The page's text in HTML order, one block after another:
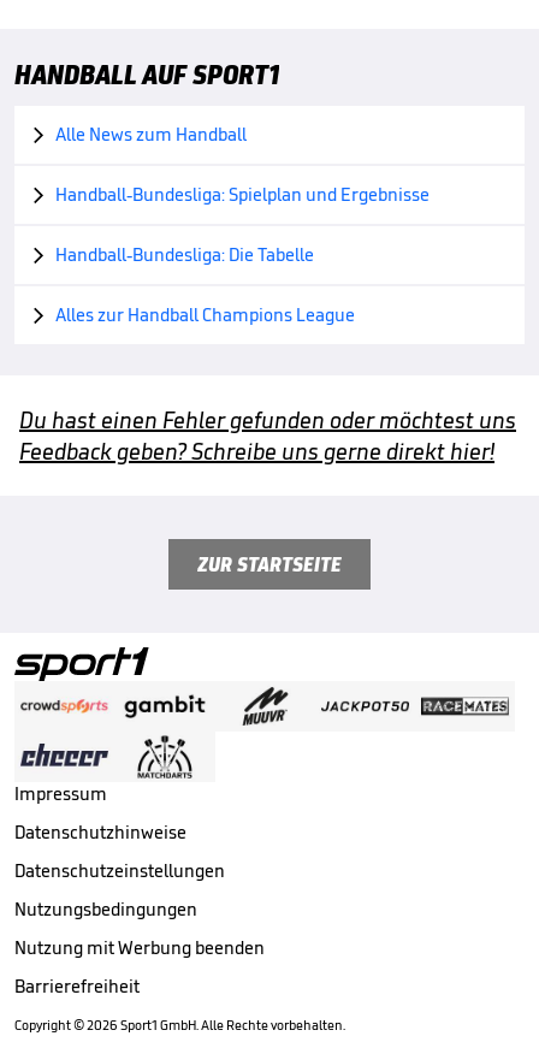
HANDBALL AUF SPORT1
 Alle News zum Handball
 Handball-Bundesliga: Spielplan und Ergebnisse
 Handball-Bundesliga: Die Tabelle
 Alles zur Handball Champions League
Du hast einen Fehler gefunden oder möchtest uns
Feedback geben? Schreibe uns gerne direkt hier!
ZUR STARTSEITE
Impressum
Datenschutzhinweise
Datenschutzeinstellungen
Nutzungsbedingungen
Nutzung mit Werbung beenden
Barrierefreiheit
Copyright ©2026 Sport1 GmbH. Alle Rechte vorbehalten.